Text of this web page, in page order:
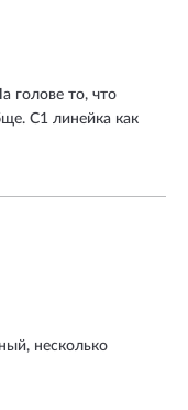
голове то, что
C1 линейка как
несколько